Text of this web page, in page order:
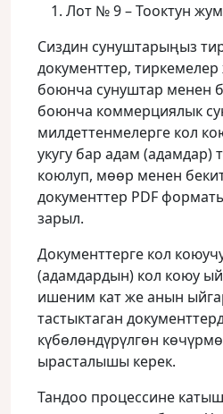
Лот № 9 – Тооктун
Сиздин сунуштарыңыз
документтер,
боюнча сунуштар менен
боюнча коммерциялык
милдеттенмелерге кол
укугу бар адам (адамдар)
коюлуп, мөөр менен
документтер PDF
зарыл.
Документтерге кол
(адамдардын) кол коюу
ишеним кат же анын
тастыктаган
күбөлөндүрүлгөн
ырасталышы керек.
Тандоо процессине